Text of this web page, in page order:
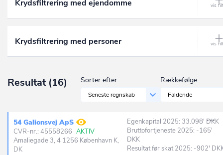
Kerteminde
København
Langeland
Lejre
Ballerup
Beder
Bevtoft
Billum
02.40.00 Støtteaktiviteter i forbindelse med skovbrug
03.11.00 Havfiskeri
03.30.00 Støtteaktiviteter i forbindelse med fiskeri og
05.10.00 Indvinding af stenkul
Krydsfiltrering med ejendomme
Krydsfiltrering med personer
Resultat (16) Sorter efter
Seneste regnskab
Rækkefølge
Faldende
54 Galionsvej ApS
CVR-nr.: 45558266 AKTIV
Amaliegade 3, 4 1256 København K,
DK
Egenkapital 2025: 33.098' DKK
Bruttofortjeneste 2025: -165'
DKK
Resultat før skat 2025: -902'